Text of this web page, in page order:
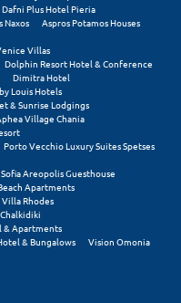
Plus Hotel Pieria
Naxos
Aspros Potamos Houses
Villas
Dolphin Resort Hotel & Conference
Dimitra Hotel
Louis Hotels
& Sunrise Lodgings
Village Chania
Porto Vecchio Luxury Suites Spetses
Sofia Areopolis Guesthouse
Apartments
Rhodes
& Apartments
& Bungalows Vision Omonia